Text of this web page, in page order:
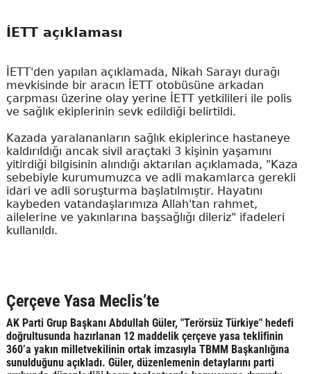
İETT açıklaması
İETT'den yapılan açıklamada, Nikah Sarayı durağı
mevkisinde bir aracın İETT otobüsüne arkadan
çarpması üzerine olay yerine İETT yetkilileri ile polis
ve sağlık ekiplerinin sevk edildiği belirtildi.
Kazada yaralananların sağlık ekiplerince hastaneye
kaldırıldığı ancak sivil araçtaki 3 kişinin yaşamını
yitirdiği bilgisinin alındığı aktarılan açıklamada, "Kaza
sebebiyle kurumumuzca ve adli makamlarca gerekli
idari ve adli soruşturma başlatılmıştır. Hayatını
kaybeden vatandaşlarımıza Allah'tan rahmet,
ailelerine ve yakınlarına başsağlığı dileriz" ifadeleri
kullanıldı.
Çerçeve Yasa Meclis’te
AK Parti Grup Başkanı Abdullah Güler, "Terörsüz Türkiye" hedefi
doğrultusunda hazırlanan 12 maddelik çerçeve yasa teklifinin
360’a yakın milletvekilinin ortak imzasıyla TBMM Başkanlığına
sunulduğunu açıkladı. Güler, düzenlemenin detaylarını parti